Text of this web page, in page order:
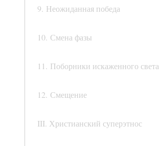
9. Неожиданная победа
10. Смена фазы
11. Поборники искаженного света
12. Смещение
III. Христианский суперэтнос